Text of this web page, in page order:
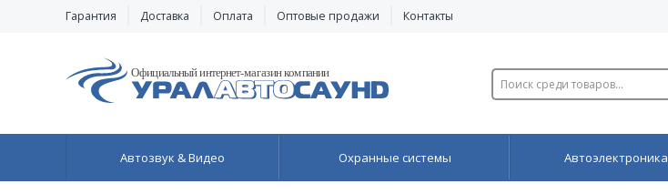
Гарантия Доставка Оплата Оптовые продажи Контакты
Автозвук & Видео Охранные системы Автоэлектроника